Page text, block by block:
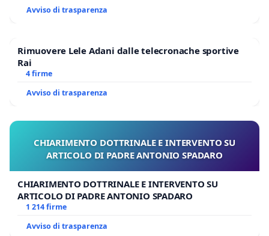
Avviso di trasparenza
Rimuovere Lele Adani dalle telecronache sportive
Rai
4 firme
Avviso di trasparenza
CHIARIMENTO DOTTRINALE E INTERVENTO SU
ARTICOLO DI PADRE ANTONIO SPADARO
CHIARIMENTO DOTTRINALE E INTERVENTO SU
ARTICOLO DI PADRE ANTONIO SPADARO
1 214 firme
Avviso di trasparenza